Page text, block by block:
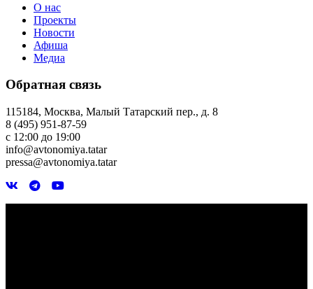
О нас
Проекты
Новости
Афиша
Медиа
Обратная связь
115184, Москва, Малый Татарский пер., д. 8
8 (495) 951-87-59
с 12:00 до 19:00
info@avtonomiya.tatar
pressa@avtonomiya.tatar